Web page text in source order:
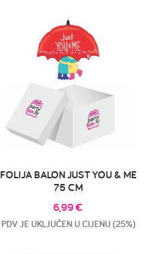
FOLIJA BALON JUST YOU & ME
75 CM
6,99€
PDV JE UKLJUČEN U CIJENU (25%)